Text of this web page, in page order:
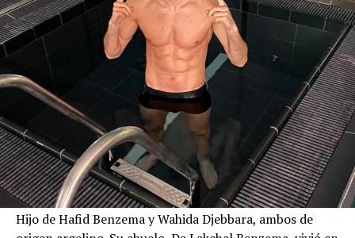
Hijo de Hafid Benzema y Wahida Djebbara, ambos de